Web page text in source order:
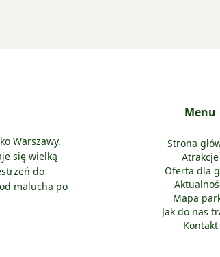
Warszawy.
się wielką
do
malucha po
Menu
Strona
Atrakcje
Oferta dla
Mapa
Jak do nas
Kontakt